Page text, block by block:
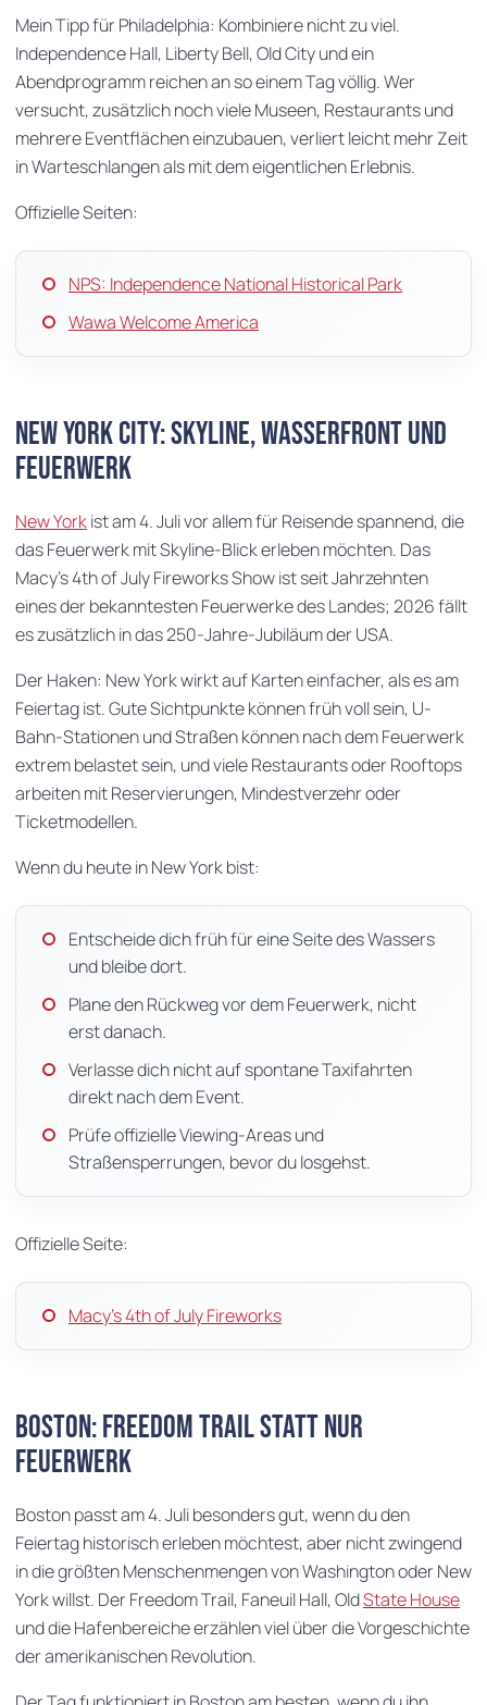
Mein Tipp für Philadelphia: Kombiniere nicht zu viel.
Independence Hall, Liberty Bell, Old City und ein
Abendprogramm reichen an so einem Tag völlig. Wer
versucht, zusätzlich noch viele Museen, Restaurants und
mehrere Eventflächen einzubauen, verliert leicht mehr Zeit
in Warteschlangen als mit dem eigentlichen Erlebnis.
Offizielle Seiten:
NPS: Independence National Historical Park
Wawa Welcome America
New York City: Skyline, Wasserfront und
Feuerwerk
New Yorkist am 4. Juli vor allem für Reisende spannend, die
das Feuerwerk mit Skyline-Blick erleben möchten. Das
Macy's 4th of July Fireworks Show ist seit Jahrzehnten
eines der bekanntesten Feuerwerke des Landes; 2026 fällt
es zusätzlich in das 250-Jahre-Jubiläum der USA.
Der Haken: New York wirkt auf Karten einfacher, als es am
Feiertag ist. Gute Sichtpunkte können früh voll sein, U-
Bahn-Stationen und Straßen können nach dem Feuerwerk
extrem belastet sein, und viele Restaurants oder Rooftops
arbeiten mit Reservierungen, Mindestverzehr oder
Ticketmodellen.
Wenn du heute in New York bist:
Entscheide dich früh für eine Seite des Wassers
und bleibe dort.
Plane den Rückweg vor dem Feuerwerk, nicht
erst danach.
Verlasse dich nicht auf spontane Taxifahrten
direkt nach dem Event.
Prüfe offizielle Viewing-Areas und
Straßensperrungen, bevor du losgehst.
Offizielle Seite:
Macy's 4th of July Fireworks
Boston: Freedom Trail statt nur
Feuerwerk
Boston passt am 4. Juli besonders gut, wenn du den
Feiertag historisch erleben möchtest, aber nicht zwingend
in die größten Menschenmengen von Washington oder New
York willst. Der Freedom Trail, Faneuil Hall, OldState House
und die Hafenbereiche erzählen viel über die Vorgeschichte
der amerikanischen Revolution.